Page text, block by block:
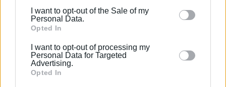
behaviour. You may click to grant or deny consent to
Google and its third-party tags to use your data for
section.
I want to opt-out of the Sale of my
Personal Data.
Opted In
I want to opt-out of processing my
Personal Data for Targeted
Advertising.
Opted In
στην πρόοδο και να οδηγούνται τελικά στην παραίτηση
και στην ψευδαισθητική φυγή από μία αβίωτη
πραγματικότητα, μέσα από το ισχυρότατο όπλο
καταστολής και κοινωνικού ελέγχου που ονομάζεται
εξάρτηση»και συνεχίζει…«ο αθλητισμός και ο
πολιτισμός αποτελούν διαχρονικές δυνάμεις στην